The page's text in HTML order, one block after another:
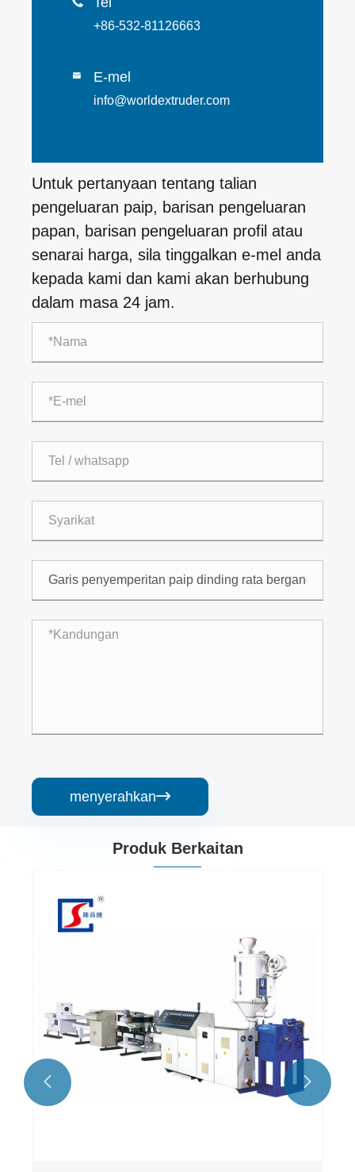
+86-532-81126663
 E-mel
info@worldextruder.com
Untuk pertanyaan tentang talian
pengeluaran paip, barisan pengeluaran
papan, barisan pengeluaran profil atau
senarai harga, sila tinggalkan e-mel anda
kepada kami dan kami akan berhubung
dalam masa 24 jam.
menyerahkan
Produk Berkaitan
 